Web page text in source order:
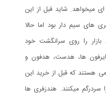
میخواهد. شاید قبل از این
های سیم دار بود اما حالا
را روی سرانگشت خود
ها، هدست، هدفون و
هستند که قبل از خرید این
سردرگم میکنند. هندزفری ها